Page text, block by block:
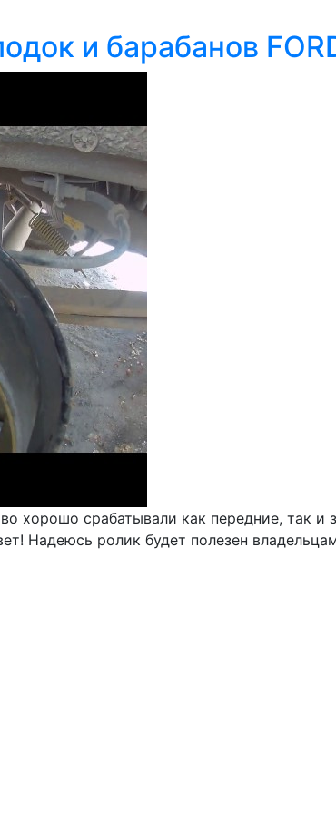
и барабанов
хорошо срабатывали как передние, так
Надеюсь ролик будет полезен